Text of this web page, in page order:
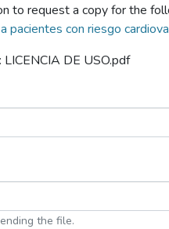
to request a copy for the
pacientes con riesgo
DE USO.pdf
the file.